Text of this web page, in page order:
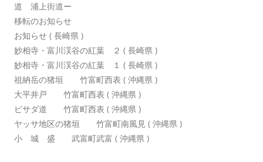
道 浦上街道ー
移転のお知らせ
お知らせ ( 長崎県 )
妙相寺・富川渓谷の紅葉 ２ ( 長崎県 )
妙相寺・富川渓谷の紅葉 １ ( 長崎県 )
祖納岳の猪垣 竹富町西表 ( 沖縄県 )
大平井戸 竹富町西表 ( 沖縄県 )
ピサダ道 竹富町西表 ( 沖縄県 )
ヤッサ地区の猪垣 竹富町南風見 ( 沖縄県 )
小 城 盛 武富町武富 ( 沖縄県 )